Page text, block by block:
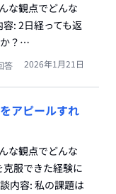
な観点でどんな
: 2日経っても返
か？…
答 2026年1月21日
アピールすれ
な観点でどんな
服できた経験に
内容: 私の課題は